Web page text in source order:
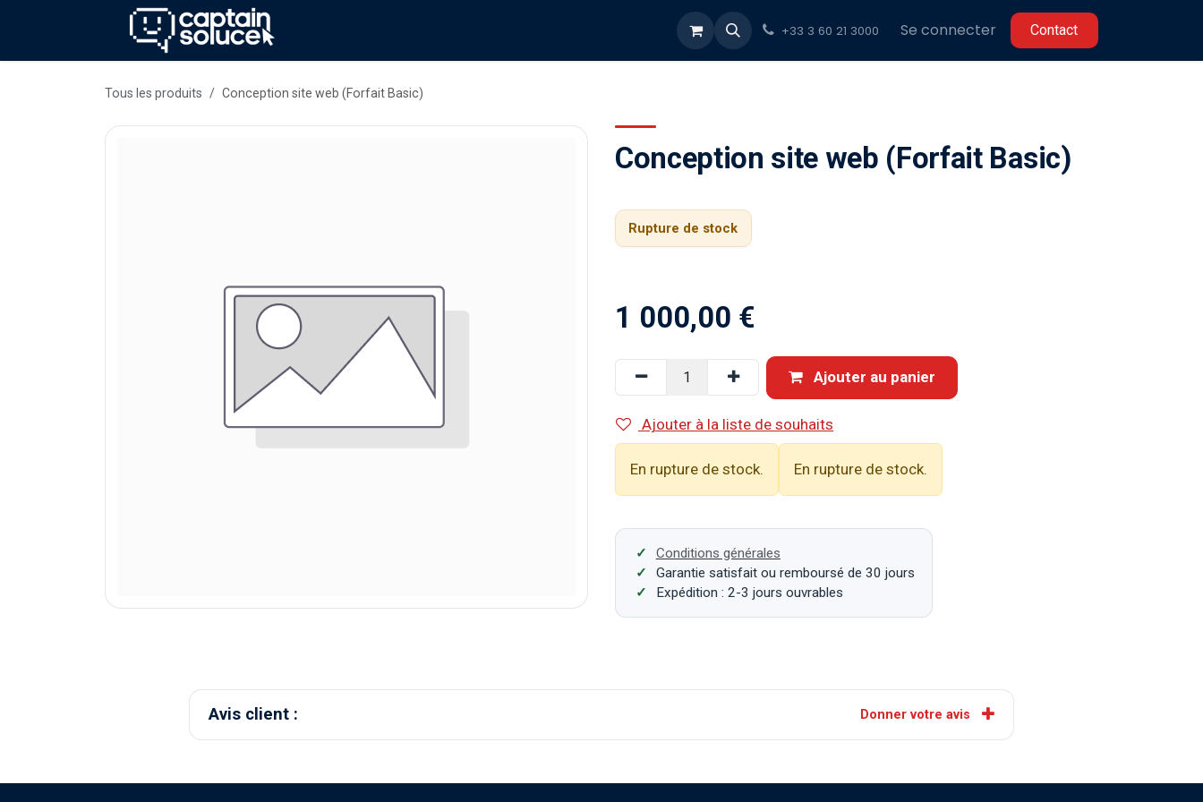
Se rendre au contenu
+33 3 60 21 3000 Se connecter C​​ontact
Tous les produits Conception site web (Forfait Basic)
Conception site web (Forfait Basic)
Rupture de stock
1 000,00 €
Ajouter au panier
Ajouter à la liste de souhaits
En rupture de stock. En rupture de stock.
Conditions générales
Garantie satisfait ou remboursé de 30 jours
Expédition : 2-3 jours ouvrables
Avis client : Donner votre avis